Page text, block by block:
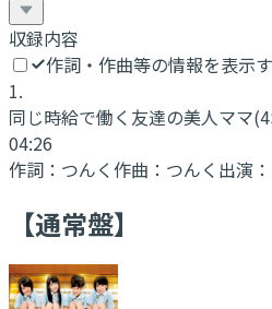
収録内容
作詞・作曲等の情報を表示
1.
同じ時給で働く友達の美人ママ
04:26
作詞： つんく作曲： つんく 出演：
【通常盤】